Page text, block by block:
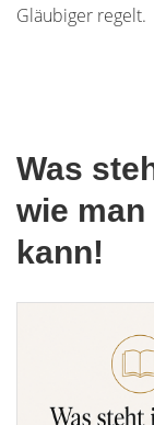
Gläubiger regelt.
Was
wie
kann!